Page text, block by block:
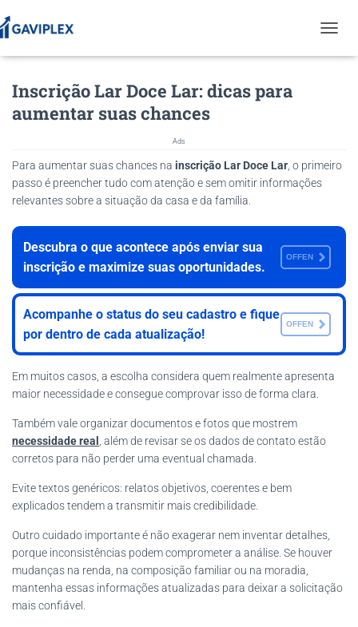
O
V
N
Inscrição Lar Doce Lar: dicas para
aumentar suas chances
Ads
Para aumentar suas chances na inscrição Lar Doce Lar , o primeiro
passo é preencher tudo com atenção e sem omitir informações
relevantes sobre a situação da casa e da família.
Descubra o que acontece após enviar sua
inscrição e maximize suas oportunidades.
OFFEN
Acompanhe o status do seu cadastro e fique
por dentro de cada atualização!
OFFEN
Em muitos casos, a escolha considera quem realmente apresenta
maior necessidade e consegue comprovar isso de forma clara.
Também vale organizar documentos e fotos que mostrem
necessidade real
, além de revisar se os dados de contato estão
corretos para não perder uma eventual chamada.
Evite textos genéricos: relatos objetivos, coerentes e bem
explicados tendem a transmitir mais credibilidade.
Outro cuidado importante é não exagerar nem inventar detalhes,
porque inconsistências podem comprometer a análise. Se houver
mudanças na renda, na composição familiar ou na moradia,
mantenha essas informações atualizadas para deixar a solicitação
mais confiável.